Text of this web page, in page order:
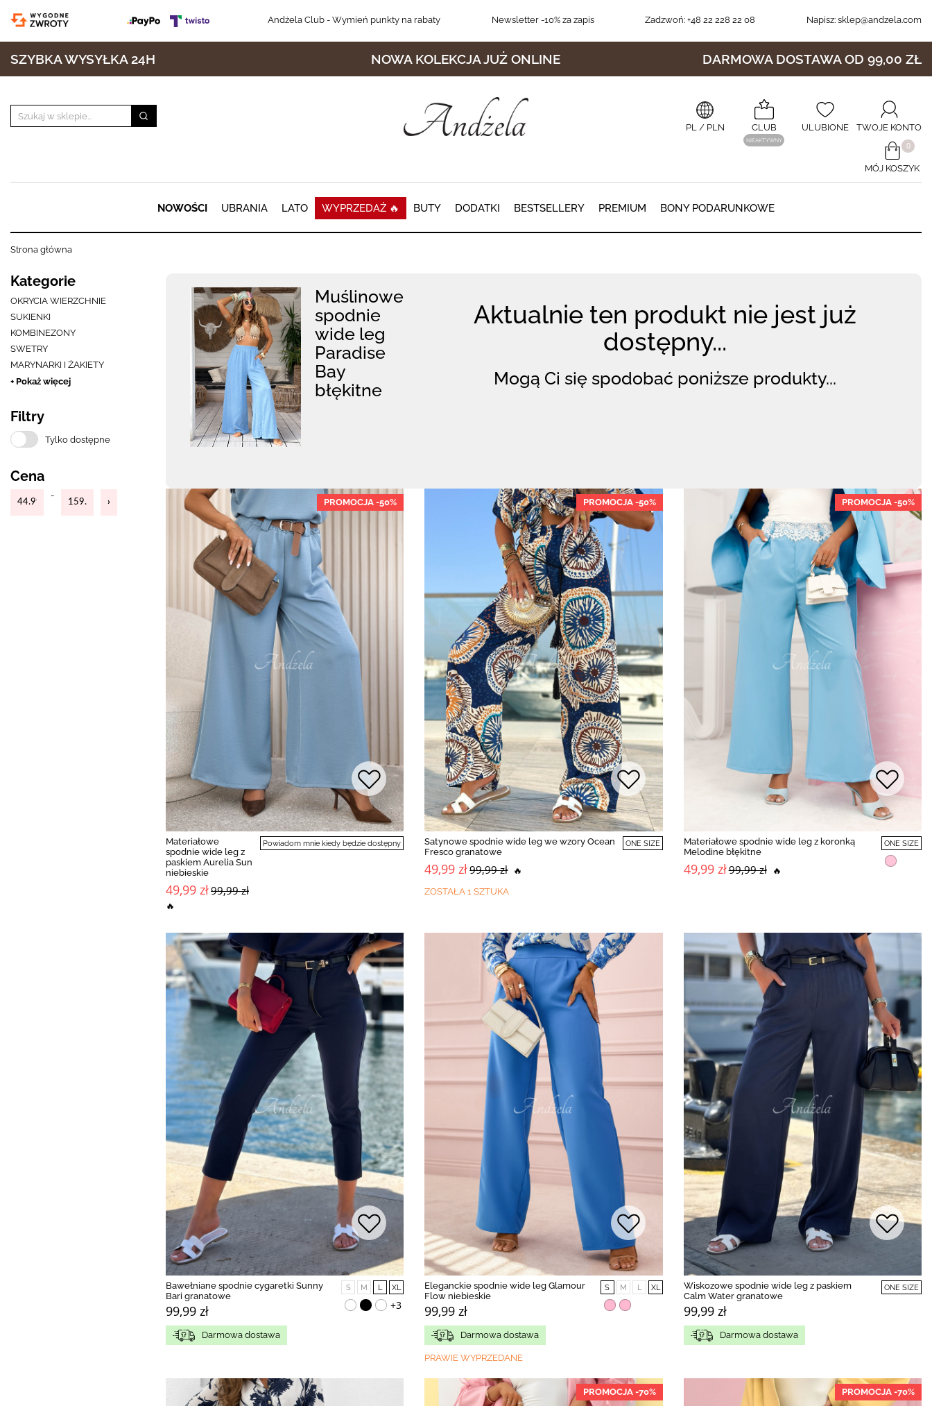
Andżela Club- Wymień punkty na rabaty Newsletter-10% za zapis Zadzwoń: +48 22 228 22 08 Napisz: sklep@andzela.com
SZYBKA WYSYŁKA 24H NOWA KOLEKCJA JUŻ ONLINE DARMOWA DOSTAWA OD 99,00 ZŁ
PL/ PLN CLUB
NIEAKTYWNY
ULUBIONE TWOJE KONTO
​0
MÓJ KOSZYK
NOWOŚCI UBRANIA LATO WYPRZEDAŻ 🔥 BUTY DODATKI BESTSELLERY PREMIUM BONY PODARUNKOWE
Strona główna
Kategorie
OKRYCIA WIERZCHNIE
SUKIENKI
KOMBINEZONY
SWETRY
MARYNARKI I ŻAKIETY
+ Pokaż więcej
Filtry
Tylko dostępne
Cena
-
Muślinowe
spodnie
wide leg
Paradise
Bay
błękitne
Aktualnie ten produkt nie jest już
dostępny...
Mogą Ci się spodobać poniższe produkty...
PROMOCJA -50%
Materiałowe
spodnie wide leg z
paskiem Aurelia Sun
niebieskie
49,99 zł99,99 zł
🔥
Powiadom mnie kiedy będzie dostępny
PROMOCJA -50%
Satynowe spodnie wide leg we wzory Ocean
Fresco granatowe
49,99 zł99,99 zł 🔥
ONE SIZE
ZOSTAŁA 1 SZTUKA
PROMOCJA -50%
Materiałowe spodnie wide leg z koronką
Melodine błękitne
49,99 zł99,99 zł 🔥
ONE SIZE
Bawełniane spodnie cygaretki Sunny
Bari granatowe
99,99 zł
S M L XL
+3
Darmowa dostawa
Eleganckie spodnie wide leg Glamour
Flow niebieskie
99,99 zł
S M L XL
Darmowa dostawa
PRAWIE WYPRZEDANE
Wiskozowe spodnie wide leg z paskiem
Calm Water granatowe
99,99 zł
ONE SIZE
Darmowa dostawa
PROMOCJA -70% PROMOCJA -70%